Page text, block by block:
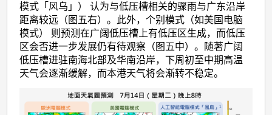
模式「风乌」） 认为与低压槽相关的骤雨与广东沿岸
距离较远（图五右）。此外，个别模式（如美国电脑
模式） 则预测在广阔低压槽上有低压区生成， 而低压
区会否进一步发展仍有待观察（图五中）。
随著广阔
低压槽进驻南海北部及华南沿岸，下周初至中期高温
天气会逐渐缓解，而本港天气将会渐转不稳定。